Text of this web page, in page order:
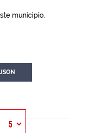
municipio.
JSON